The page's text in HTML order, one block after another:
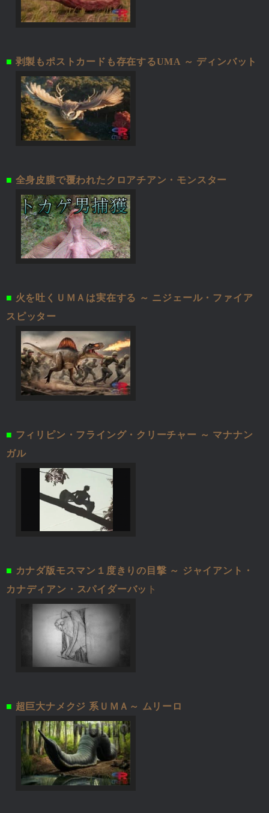
■ 剥製もポストカードも存在するUMA ～ ディンバット
■ 全身皮膜で覆われたクロアチアン・モンスター
■ 火を吐くＵＭＡは実在する ～ ニジェール・ファイア
スピッター
■ フィリピン・フライング・クリーチャー ～ マナナン
ガル
■ カナダ版モスマン１度きりの目撃 ～ ジャイアント・
カナディアン・スパイダーバッ ト
■ 超巨大ナメクジ 系ＵＭＡ～ ムリーロ